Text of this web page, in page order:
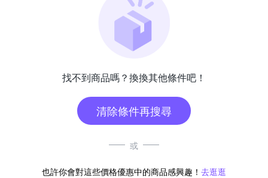
找不到商品嗎？換換其他條件吧！
清除條件再搜尋
或
也許你會對這些價格優惠中的商品感興趣！ 去逛逛